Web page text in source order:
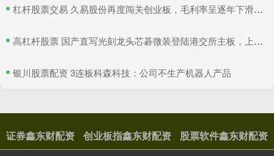
​杠杆股票交易 久易股份再度闯关创业板，毛利率呈逐年下滑趋势，实控人夫妇持股逾六成
​高杠杆股票 国产直写光刻龙头芯碁微装登陆港交所主板，上市首日股价翻倍
​银川股票配资 3连板科森科技：公司不生产机器人产品
证券鑫东财配资 创业板指鑫东财配资 股票软件鑫东财配资